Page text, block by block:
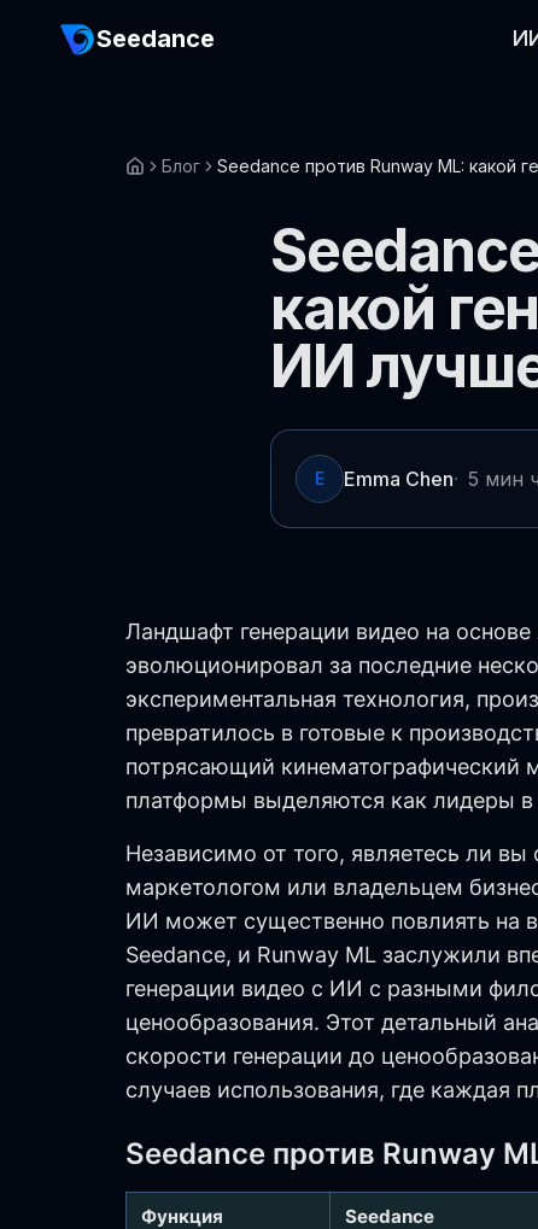
Seedance
Блог Seedance против Runway ML: какой
какой
ИИ
E Emma Chen· 5 мин
Ландшафт генерации видео на основе
эволюционировал за последние
экспериментальная технология,
превратилось в готовые к
потрясающий кинематографический
платформы выделяются как лидеры в
Независимо от того, являетесь ли
маркетологом или владельцем
ИИ может существенно повлиять на
Seedance, и Runway ML заслужили
генерации видео с ИИ с разными
ценообразования. Этот детальный
скорости генерации до
случаев использования, где каждая
Seedance против Runway
Функция Seedance